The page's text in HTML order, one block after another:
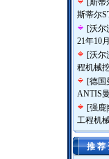
[斯蒂
斯蒂尔
[沃尔
21年10
[沃尔
程机械
[德国
ANTIS
[强鹿
工程机
推 荐